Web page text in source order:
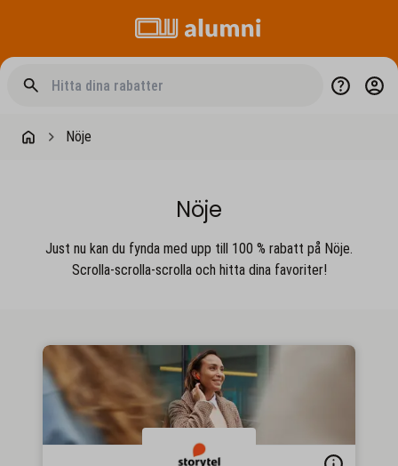
Nöje
Nöje
Just nu kan du fynda med upp till 100 % rabatt på Nöje.
Scrolla-scrolla-scrolla och hitta dina favoriter!